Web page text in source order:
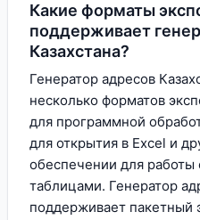
Какие форматы
поддерживает
Казахстана?
Генератор адресов
несколько форматов
для программной
для открытия в Excel и
обеспечении для
таблицами. Генератор
поддерживает пакетный